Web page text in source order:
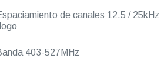
de canales 12.5 / 25kHz
403-527MHz